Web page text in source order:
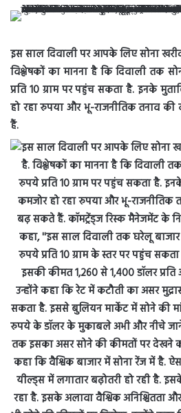
इस साल दिवाली पर आपके लिए सोना
विश्लेषकों का मानना है कि दिवाली तक
प्रति 10 ग्राम पर पहुंच सकता है. इनके
हो रहा रुपया और भू-राजनीतिक तनाव
हैं.